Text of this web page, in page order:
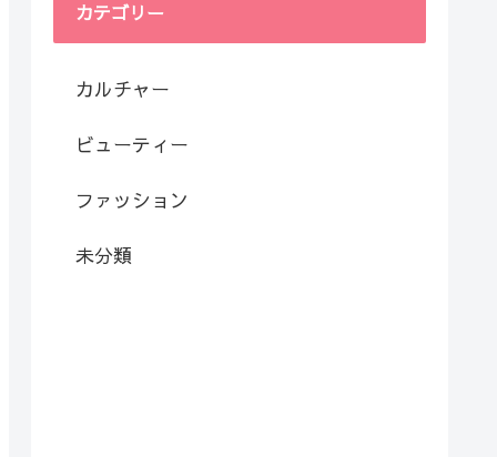
カテゴリー
カルチャー
ビューティー
ファッション
未分類